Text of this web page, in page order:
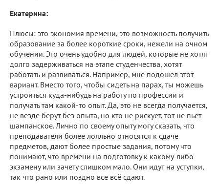
Екатерина:
Плюсы: это экономия времени, это возможность получить
образование за более короткие сроки, нежели на очном
обучении. Это очень удобно для людей, которые не хотят
долго задерживаться на этапе студенчества, хотят
работать и развиваться. Например, мне подошел этот
вариант. Вместо того, чтобы сидеть на парах, ты можешь
устроиться куда-нибудь на работу по профессии и
получать там какой-то опыт. Да, это не всегда получается,
не везде берут без опыта, но кто не рискует, тот не пьёт
шампанское. Лично по своему опыту могу сказать, что
преподаватели более лояльно относятся к сдаче
предметов, дают более простые задания, потому что
понимают, что времени на подготовку к какому-либо
экзамену или зачету слишком мало. Они идут на уступки,
так что рано или поздно все всё сдают.